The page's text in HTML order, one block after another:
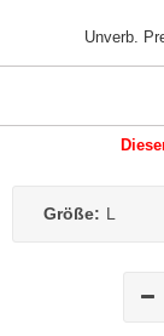
Unverb.
Größe: L